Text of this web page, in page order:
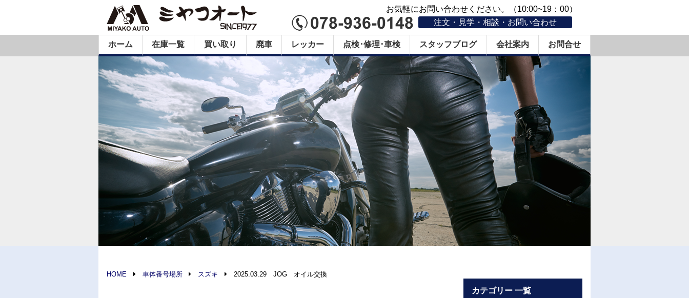
お気軽にお問い合わせください。（10:00~19：00）
注文・見学・相談・お問い合わせ
ホーム 在庫一覧 買い取り 廃車 レッカー 点検･修理･車検 スタッフブログ 会社案内 お問合せ
HOME 車体番号場所 スズキ 2025.03.29 JOG オイル交換
カテゴリー 一覧